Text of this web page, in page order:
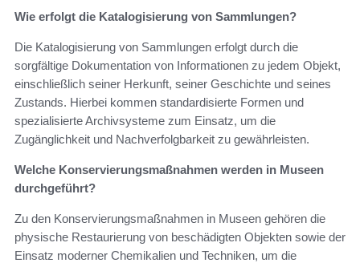
Wie erfolgt die Katalogisierung von Sammlungen?
Die Katalogisierung von Sammlungen erfolgt durch die
sorgfältige Dokumentation von Informationen zu jedem Objekt,
einschließlich seiner Herkunft, seiner Geschichte und seines
Zustands. Hierbei kommen standardisierte Formen und
spezialisierte Archivsysteme zum Einsatz, um die
Zugänglichkeit und Nachverfolgbarkeit zu gewährleisten.
Welche Konservierungsmaßnahmen werden in Museen
durchgeführt?
Zu den Konservierungsmaßnahmen in Museen gehören die
physische Restaurierung von beschädigten Objekten sowie der
Einsatz moderner Chemikalien und Techniken, um die